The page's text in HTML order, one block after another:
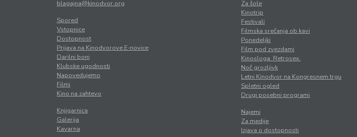
blagajna@kinodvor.org
Spored
Vstopnice
Dostopnost
Prijava na Kinodvorove E-novice
Darilni boni
Klubske ugodnosti
Napovedujemo
Filmi
Kino na zahtevo
Knjigarnica
Galerija
Kavarna
Za šole
Kinotrip
Festivali
Filmska srečanja ob kavi
Ponedeljki
Film pod zvezdami
Kinosloga. Retrosex.
Noč grozljivk
Letni Kinodvor na Kongresnem trgu
Spletni ogled
Drugi posebni programi
Najemi
Za medije
Izjava o dostopnosti